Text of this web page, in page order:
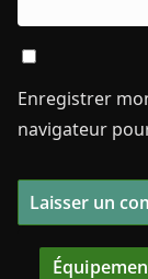
Enregistrer
navigateur